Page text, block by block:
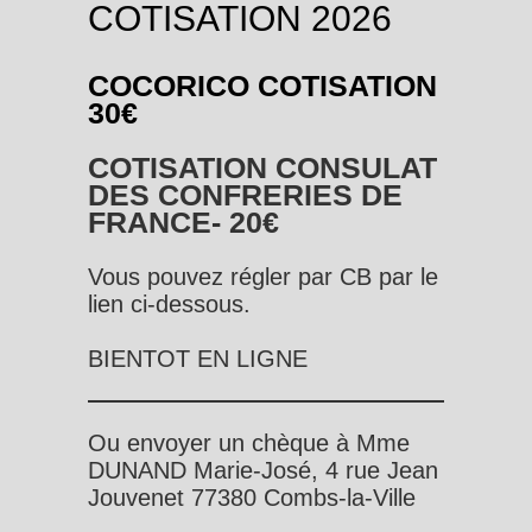
COTISATION 2026
COCORICO COTISATION
30€
COTISATION CONSULAT
DES CONFRERIES DE
FRANCE- 20€
Vous pouvez régler par CB par le
lien ci-dessous.
BIENTOT EN LIGNE
Ou envoyer un chèque à Mme
DUNAND Marie-José, 4 rue Jean
Jouvenet 77380 Combs-la-Ville